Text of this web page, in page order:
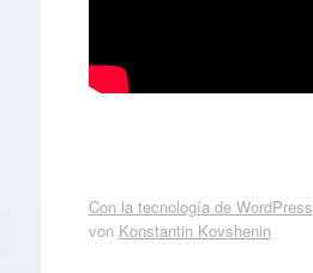
Con la tecnología de WordPress
von Konstantin Kovshenin